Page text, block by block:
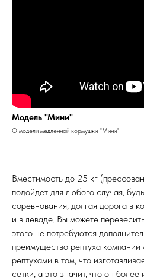
Модель "Мини"
О модели медленной кормушки "Мини"
Вместимость до 25 кг
подойдет для любого случая,
соревнования, долгая дорога в
и в леваде. Вы можете
этого не потребуются
преимущество рептуха
рептухами в том, что
сетки, а это значит, что он